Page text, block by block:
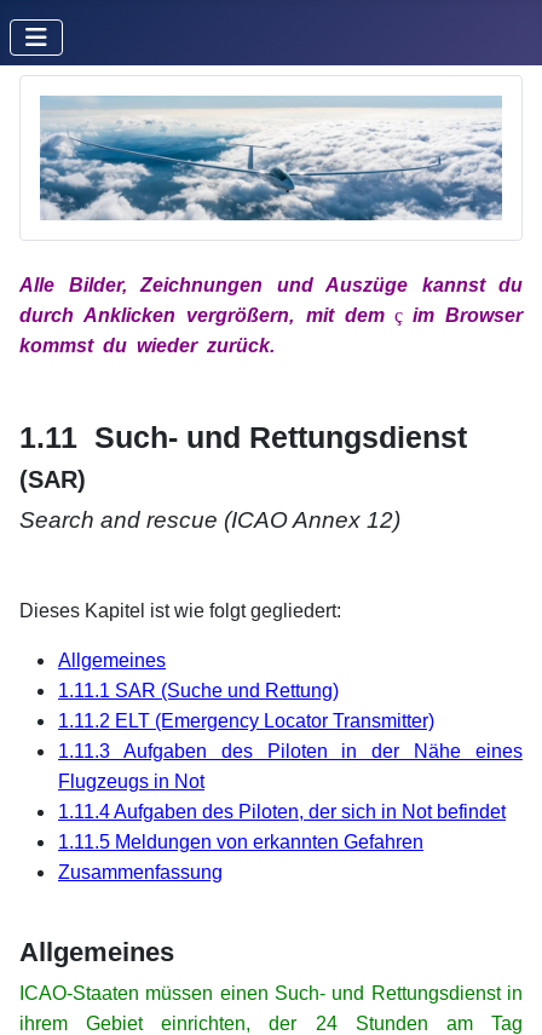
Alle Bilder, Zeichnungen und Auszüge kannst du
durch Anklicken vergrößern, mit demx çx imBrowser
kommst du wieder zurück.
1.11 Such- und Rettungsdienst
(SAR)
Search and rescue (ICAO Annex 12)
Dieses Kapitel ist wie folgt gegliedert:
Allgemeines
1.11.1 SAR (Suche und Rettung)
1.11.2 ELT (Emergency Locator Transmitter)
1.11.3 Aufgaben des Piloten in der Nähe eines
Flugzeugs in Not
1.11.4 Aufgaben des Piloten, der sich in Not befindet
1.11.5 Meldungen von erkannten Gefahren
Zusammenfassung
Allgemeines
ICAO-Staaten müssen einen Such- und Rettungsdienst in
ihrem Gebiet einrichten, der 24 Stunden am Tag